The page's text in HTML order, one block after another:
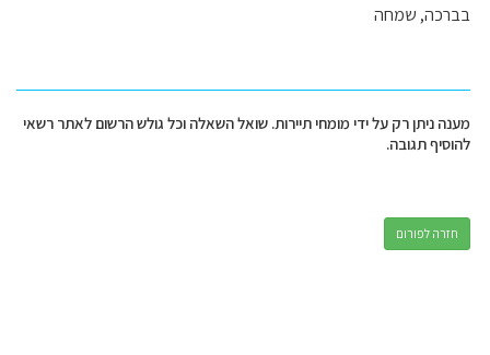
בברכה, שמחה
מענה ניתן רק על ידי מומחי תיירות. שואל השאלה וכל גולש הרשום לאתר רשאי
להוסיף תגובה.
חזרה לפורום